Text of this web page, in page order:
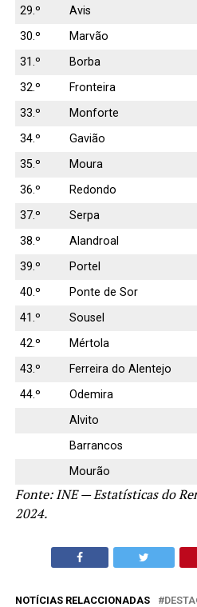
29.º
Avis
30.º
Marvão
31.º
Borba
32.º
Fronteira
33.º
Monforte
34.º
Gavião
35.º
Moura
36.º
Redondo
37.º
Serpa
38.º
Alandroal
39.º
Portel
40.º
Ponte de Sor
41.º
Sousel
42.º
Mértola
43.º
Ferreira do Alentejo
44.º
Odemira
Alvito
Barrancos
Mourão
Fonte: INE — Estatísticas do
2024.
NOTÍCIAS RELACCIONADAS